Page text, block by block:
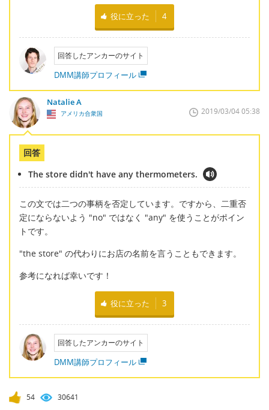
役に立った 4
回答したアンカーのサイト
DMM講師プロフィール
Natalie A
アメリカ合衆国 2019/03/04 05:38
回答
The store didn't have any thermometers.
この文では二つの事柄を否定しています。ですから、二重否
定にならないよう "no" ではなく "any" を使うことがポイン
トです。
"the store" の代わりにお店の名前を言うこともできます。
参考になれば幸いです！
役に立った 3
回答したアンカーのサイト
DMM講師プロフィール
54 30641